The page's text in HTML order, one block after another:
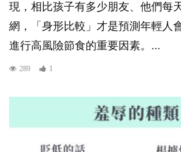
現，相比孩子有多少朋友、他們每
網，「身形比較」才是預測年輕人
進行高風險節食的重要因素。...
289 1